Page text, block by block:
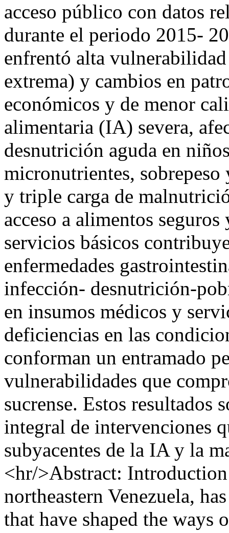
acceso público con datos
durante el periodo 2015-
enfrentó alta
extrema) y cambios en
económicos y de menor
alimentaria (IA) severa,
desnutrición aguda en
micronutrientes,
y triple carga de
acceso a alimentos
servicios básicos
enfermedades
infección- desnutrición-
en insumos médicos y
deficiencias en las
conforman un entramado
vulnerabilidades que
sucrense. Estos resultados
integral de intervenciones
subyacentes de la IA y la
<hr/>Abstract:
northeastern Venezuela,
that have shaped the ways